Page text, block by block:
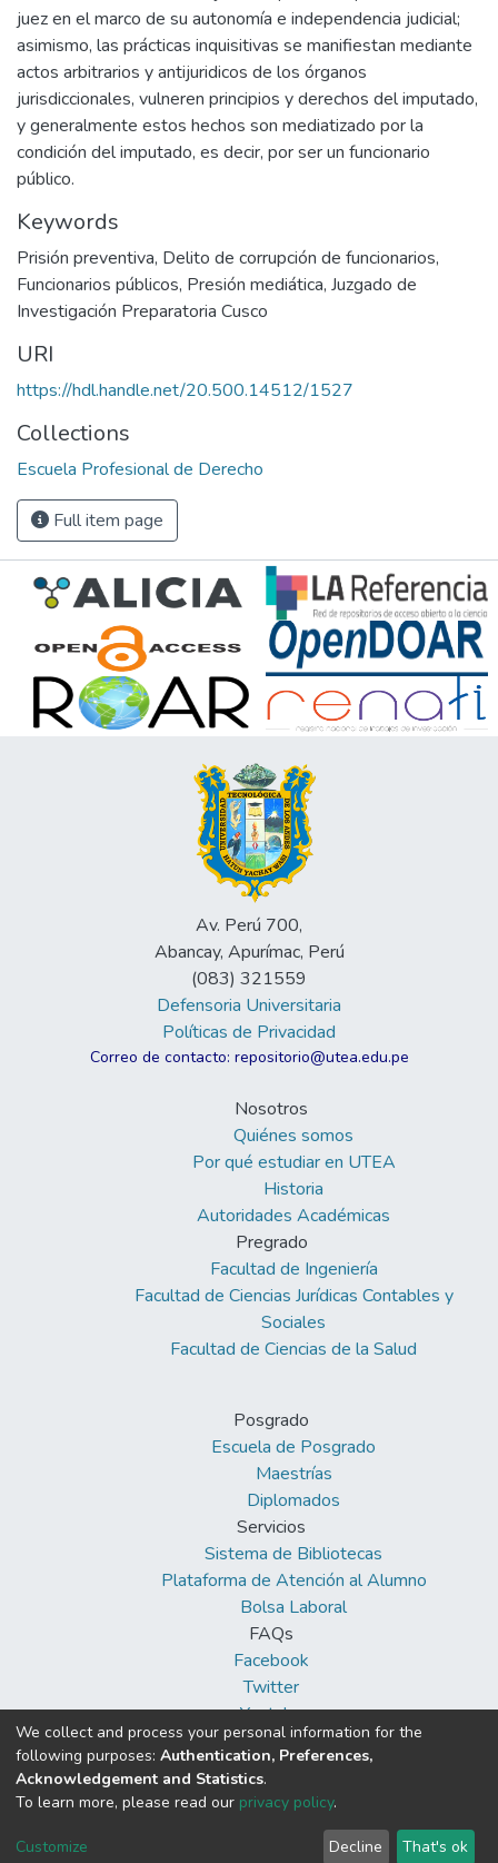
juez en el marco de su autonomía e independencia judicial;
asimismo, las prácticas inquisitivas se manifiestan mediante
actos arbitrarios y antijuridicos de los órganos
jurisdiccionales, vulneren principios y derechos del imputado,
y generalmente estos hechos son mediatizado por la
condición del imputado, es decir, por ser un funcionario
público.
Keywords
Prisión preventiva, Delito de corrupción de funcionarios,
Funcionarios públicos, Presión mediática, Juzgado de
Investigación Preparatoria Cusco
URI
https://hdl.handle.net/20.500.14512/1527
Collections
Escuela Profesional de Derecho
Full item page
Av. Perú 700,
Abancay, Apurímac, Perú
(083) 321559
Defensoria Universitaria
Políticas de Privacidad
Correo de contacto: repositorio@utea.edu.pe
Nosotros
Quiénes somos
Por qué estudiar en UTEA
Historia
Autoridades Académicas
Pregrado
Facultad de Ingeniería
Facultad de Ciencias Jurídicas Contables y
Sociales
Facultad de Ciencias de la Salud
Posgrado
Escuela de Posgrado
Maestrías
Diplomados
Servicios
Sistema de Bibliotecas
Plataforma de Atención al Alumno
Bolsa Laboral
FAQs
Facebook
Twitter
Youtube
DSpace software copyright © 2002-2026
Cookie
End User
Send
We collect and process your personal information for the
following purposes: Authentication, Preferences,
Acknowledgement and Statistics.
To learn more, please read our privacy policy.
Customize Decline That's ok